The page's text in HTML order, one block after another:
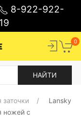
8-922-922-
0
Lansky
ножей с